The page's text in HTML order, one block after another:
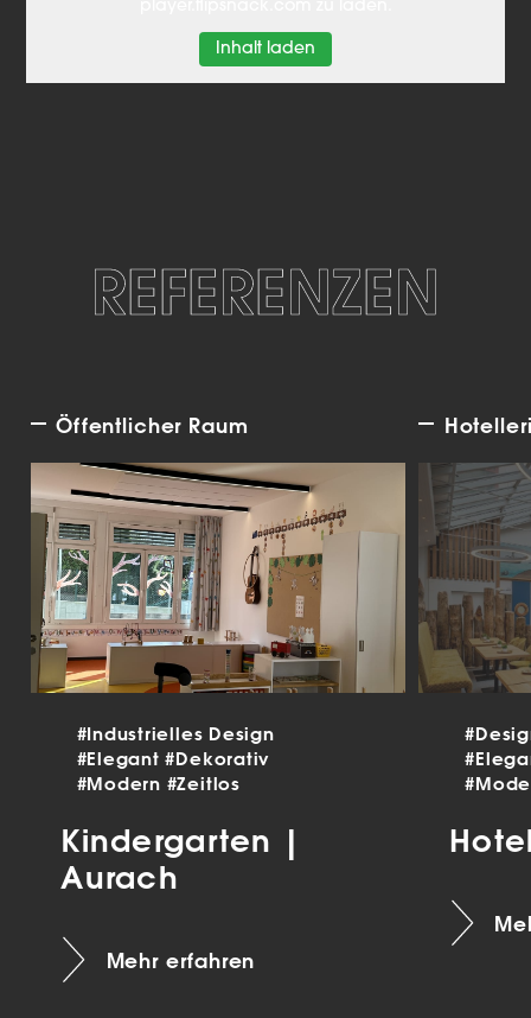
Inhalt laden
REFERENZEN
Öffentlicher Raum
#Industrielles Design
#Elegant#Dekorativ
#Modern #Zeitlos
Kindergarten |
Aurach
Mehr erfahren